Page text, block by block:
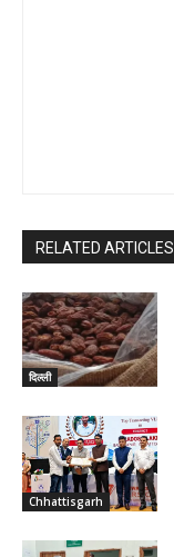
RELATED ARTICLES
दिल्ली
Chhattisgarh